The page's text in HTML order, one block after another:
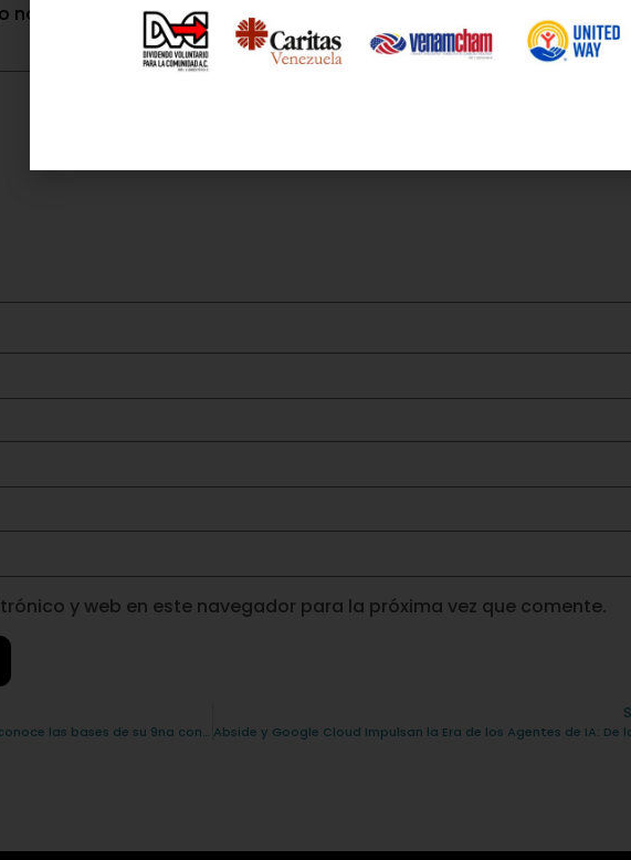
será publicada. Los campos obligatorios están marcados con
y web en este navegador para la próxima vez que comente.
¡Regresa el Premio Lo Mejor de Nos 2026! conoce las bases de su 9na convocatoria